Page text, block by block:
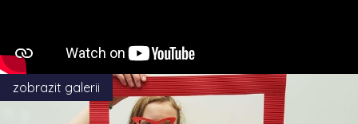
zobrazit galerii